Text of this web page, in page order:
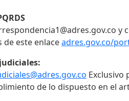
de este enlaceadres.gov.co/
Exclusivo
de lo dispuesto en el